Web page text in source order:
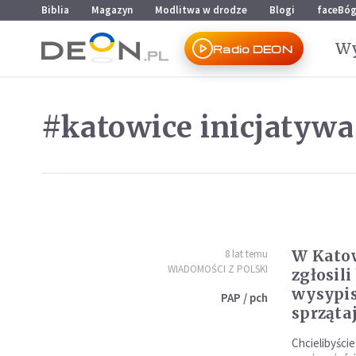
Przejdź do menu głównego
Przejdź do treści
Biblia Magazyn Modlitwa w drodze Blogi faceBóg
Radio DEON
#katowice
8 lat temu
WIADOMOŚCI Z POLSKI
PAP / pch
W